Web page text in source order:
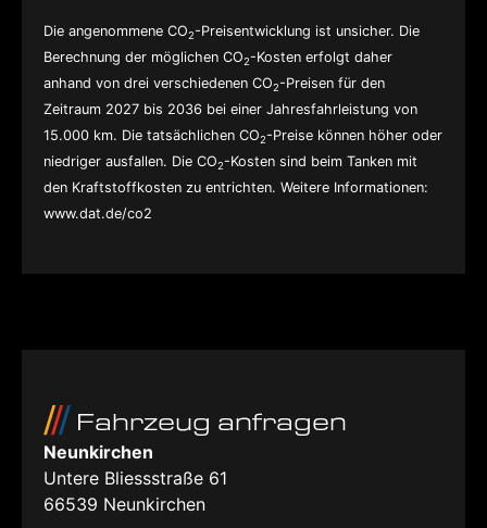
Die angenommene CO2-Preisentwicklung ist unsicher. Die
Berechnung der möglichen CO2-Kosten erfolgt daher
anhand von drei verschiedenen CO2-Preisen für den
Zeitraum 2027 bis 2036 bei einer Jahresfahrleistung von
15.000 km. Die tatsächlichen CO2-Preise können höher oder
niedriger ausfallen. Die CO2-Kosten sind beim Tanken mit
den Kraftstoffkosten zu entrichten. Weitere Informationen:
www.dat.de/co2
Fahrzeug anfragen
Neunkirchen
Untere Bliessstraße 61
66539 Neunkirchen